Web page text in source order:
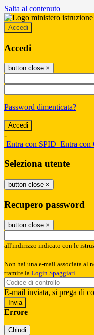
Salta al contenuto
Accedi
Accedi
button close ×
Password dimenticata?
-
Entra con SPID Entra con
Seleziona utente
button close ×
Recupero password
button close ×
all'indirizzo indicato con le
Non hai una e-mail associata al
tramite la Login Spaggiari
E-mail inviata, si prega di
Errore
Chiudi